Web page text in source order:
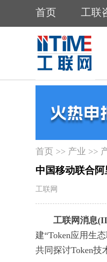
首页 >> 产业 >>
中国移动联合
工联网
工联网消息
建“Token应用生
共同探讨Token技